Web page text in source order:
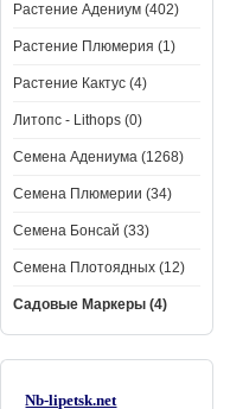
Растение Адениум (402)
Растение Плюмерия (1)
Растение Кактус (4)
Литопс - Lithops (0)
Семена Адениума (1268)
Семена Плюмерии (34)
Семена Бонсай (33)
Семена Плотоядных (12)
Садовые Маркеры (4)
Nb-lipetsk.net